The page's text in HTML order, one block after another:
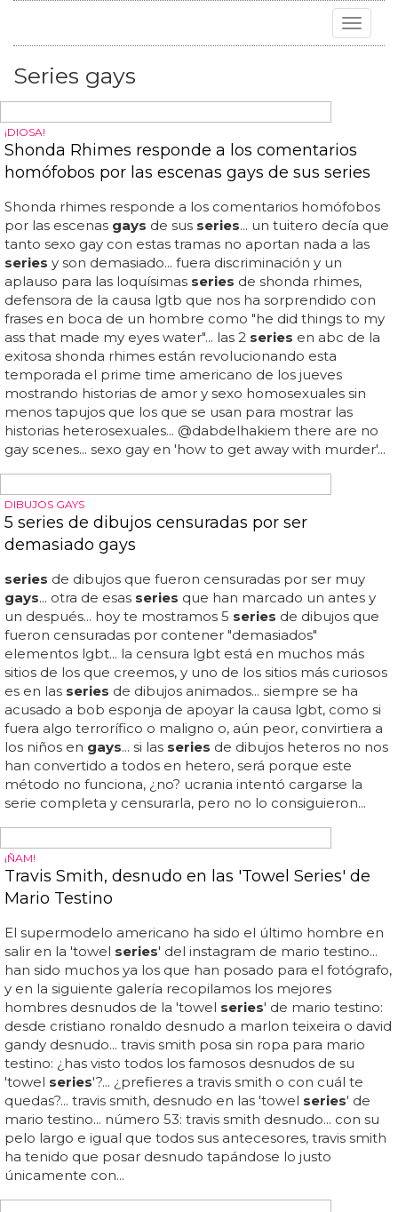
Toggle
Series gays
¡DIOSA!
Shonda Rhimes responde a los comentarios
homófobos por las escenas gays de sus series
Shonda rhimes responde a los comentarios homófobos
seriesy son demasiado... fuera discriminación y un
aplauso para las loquísimasseriesde shonda rhimes,
defensora de la causa lgtb que nos ha sorprendido con
frases en boca de un hombre como "he did things to my
ass that made my eyes water"... las 2seriesen abc de la
exitosa shonda rhimes están revolucionando esta
temporada el prime time americano de los jueves
mostrando historias de amor y sexo homosexuales sin
menos tapujos que los que se usan para mostrar las
historias heterosexuales... @dabdelhakiem there are no
gay scenes... sexo gay en 'how to get away with murder'...
DIBUJOS GAYS
demasiado gays
seriesde dibujos que fueron censuradas por ser muy
gays... otra de esasseriesque han marcado un antes y
un después... hoy te mostramos 5seriesde dibujos que
fueron censuradas por contener "demasiados"
elementos lgbt... la censura lgbt está en muchos más
sitios de los que creemos, y uno de los sitios más curiosos
es en lasseries de dibujos animados... siempre se ha
acusado a bob esponja de apoyar la causa lgbt, como si
fuera algo terrorífico o maligno o, aún peor, convirtiera a
los niños en gays ... si lasseriesde dibujos heteros no nos
han convertido a todos en hetero, será porque este
método no funciona, ¿no? ucrania intentó cargarse la
serie completa y censurarla, pero no lo consiguieron...